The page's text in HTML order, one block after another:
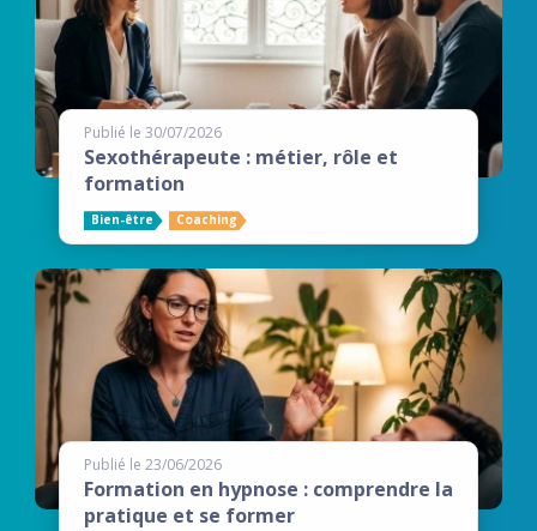
Publié le 30/07/2026
Sexothérapeute : métier, rôle et
formation
Bien-être Coaching
Publié le 23/06/2026
Formation en hypnose : comprendre la
pratique et se former